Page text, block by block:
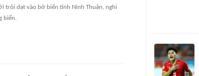
trôi dạt vào bờ biển tỉnh Ninh Thuận, nghi
biển.